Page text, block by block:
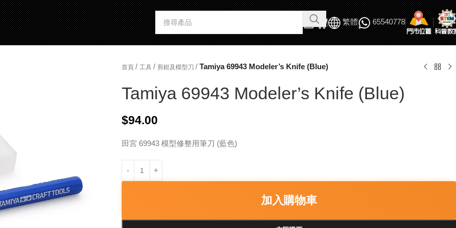
繁體 65540778
首頁 / 工具 / 剪鉗及模型刀 / Tamiya 69943 Modeler’s Knife (Blue)
Tamiya 69943 Modeler’s Knife (Blue)
$94.00
田宮 69943 模型修整用筆刀 (藍色)
加入購物車